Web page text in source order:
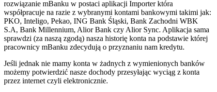
rozwiązanie mBanku w postaci aplikacji Importer która
współpracuje na razie z wybranymi kontami bankowymi takimi jak:
PKO, Inteligo, Pekao, ING Bank Śląski, Bank Zachodni WBK
S.A, Bank Millennium, Alior Bank czy Alior Sync. Aplikacja sama
sprawdzi (za naszą zgodą) nasza historię konta na podstawie której
pracownicy mBanku zdecydują o przyznaniu nam kredytu.
Jeśli jednak nie mamy konta w żadnych z wymienionych banków
możemy potwierdzić nasze dochody przesyłając wyciąg z konta
przez internet czyli elektronicznie.